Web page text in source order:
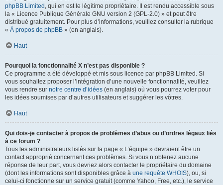
phpBB Limited , qui en est le légitime propriétaire. Il est rendu accessible sous
la « Licence Publique Générale GNU version 2 (GPL-2.0) » et peut être
distribué gratuitement. Pour plus d’informations, veuillez consulter la rubrique
« À propos de phpBB » (en anglais).
Haut
Pourquoi la fonctionnalité X n’est pas disponible ?
Ce programme a été développé et mis sous licence par phpBB Limited. Si
vous souhaitez proposer l’intégration d’une nouvelle fonctionnalité, veuillez
vous rendre sur notre centre d’idées (en anglais) où vous pourrez voter pour
les idées soumises par d’autres utilisateurs et suggérer les vôtres.
Haut
Qui dois-je contacter à propos de problèmes d’abus ou d’ordres légaux liés
à ce forum ?
Tous les administrateurs listés sur la page « L’équipe » devraient être un
contact approprié concernant ces problèmes. Si vous n’obtenez aucune
réponse de leur part, vous devriez alors contacter le propriétaire du domaine
(dont les informations sont disponibles grâce à une requête WHOIS), ou, si
celui-ci fonctionne sur un service gratuit (comme Yahoo, Free, etc.), le service